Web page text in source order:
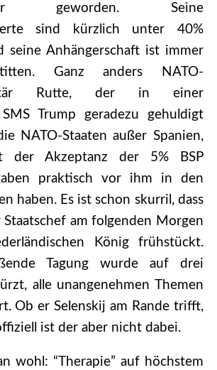
geworden. Seine
sind kürzlich unter 40%
seine Anhängerschaft ist immer
Ganz anders NATO-
Rutte, der in einer
Trump geradezu gehuldigt
NATO-Staaten außer Spanien,
der Akzeptanz der 5% BSP
praktisch vor ihm in den
haben. Es ist schon skurril, dass
Staatschef am folgenden Morgen
König frühstückt.
Tagung wurde auf drei
alle unangenehmen Themen
Ob er Selenskij am Rande trifft,
ist der aber nicht dabei.
wohl: “Therapie” auf höchstem